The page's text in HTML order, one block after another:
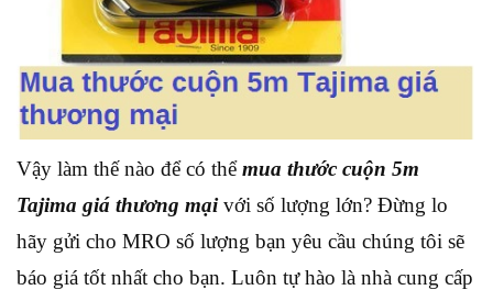
Vậy làm thế nào để có thểmua thước cuộn 5m
Tajima giá thương mạivới số lượng lớn? Đừng lo
hãy gửi cho MRO số lượng bạn yêu cầu chúng tôi sẽ
báo giá tốt nhất cho bạn. Luôn tự hào là nhà cung cấp